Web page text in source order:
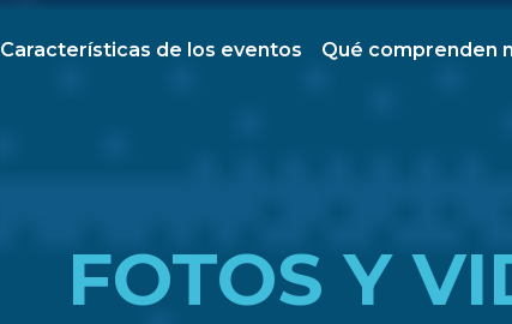
Características de los eventos Qué comprenden
FOTOS Y